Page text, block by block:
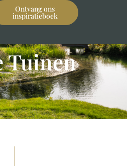
Ontvang ons
inspiratieboek
Tuinen